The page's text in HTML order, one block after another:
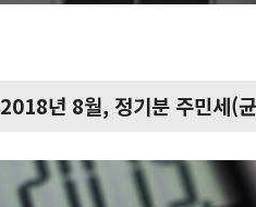
2018년 8월, 정기분 주민세(